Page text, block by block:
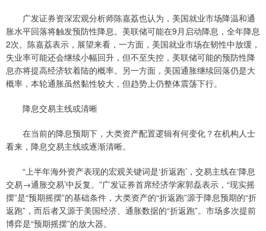
广发证券资深宏观分析师陈嘉荔也认为，美国就业市场降温和通
胀水平回落将触发预防性降息。美联储可能在9月启动降息，全年降息
2次。陈嘉荔表示，展望来看，一方面，美国就业市场在韧性中放缓，
失业率可能还会继续小幅回升，但不至失控，美联储可能的预防性降
息亦将提高经济软着陆的概率。另一方面，美国通胀继续回落仍是大
概率，本轮通胀虽然黏性较大，但趋势上仍整体震荡下行。
降息交易主线或清晰
在当前的降息预期下，大类资产配置逻辑有何变化？在机构人士
看来，降息交易主线或逐渐清晰。
“上半年海外资产表现的宏观关键词是‘折返跑’，交易主线在‘降息
交易→通胀交易’中反复。”广发证券首席经济学家郭磊表示，“现实摇
摆”是“预期摇摆”的基础条件，大类资产的“折返跑”源于降息预期的“折
返跑”，而后者又源于美国经济、通胀数据的“折返跑”。市场多次提前
博弈是“预期摇摆”的放大器。